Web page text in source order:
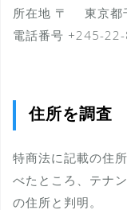
所在地 〒 東京都
電話番号 +245-
住所を調査
特商法に記載の住
べたところ、テナ
の住所と判明。